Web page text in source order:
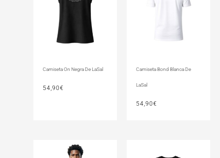
Camiseta On Negra De LaSal
54,90€
Camiseta Bond Blanca De
LaSal
54,90€